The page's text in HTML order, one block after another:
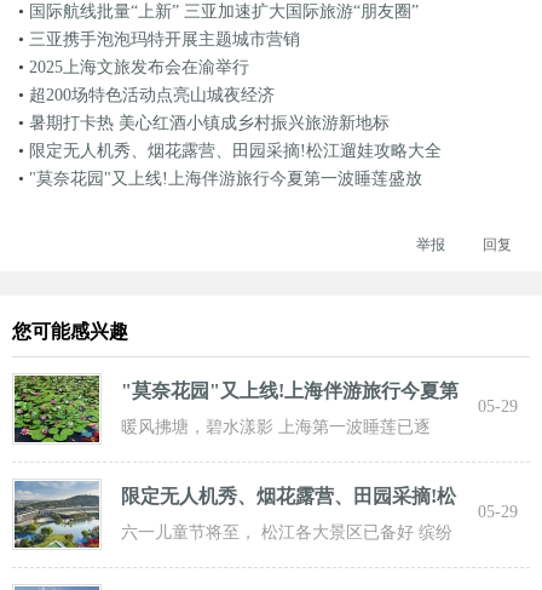
• 国际航线批量“上新” 三亚加速扩大国际旅游“朋友圈”
• 三亚携手泡泡玛特开展主题城市营销
• 2025上海文旅发布会在渝举行
• 超200场特色活动点亮山城夜经济
• 暑期打卡热 美心红酒小镇成乡村振兴旅游新地标
• 限定无人机秀、烟花露营、田园采摘!松江遛娃攻略大全
• "莫奈花园"又上线!上海伴游旅行今夏第一波睡莲盛放
回复
举报
您可能感兴趣
"莫奈花园"又上线!上海伴游旅行今夏第
一波
暖风拂塘，碧水漾影 上海第一波睡莲已逐
步“复苏” 粉白嫣红的花朵浮于水面 趁花期正
05-29
限定无人机秀、烟花露营、田园采摘!松
江遛
六一儿童节将至， 松江各大景区已备好 缤纷
活动与超值福利， 从主题乐土到田园乡野，
05-29